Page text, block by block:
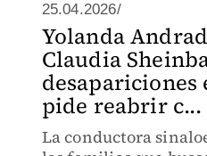
25.04.2026/
Yolanda
Claudia
desapariciones
pide reabrir c...
La conductora